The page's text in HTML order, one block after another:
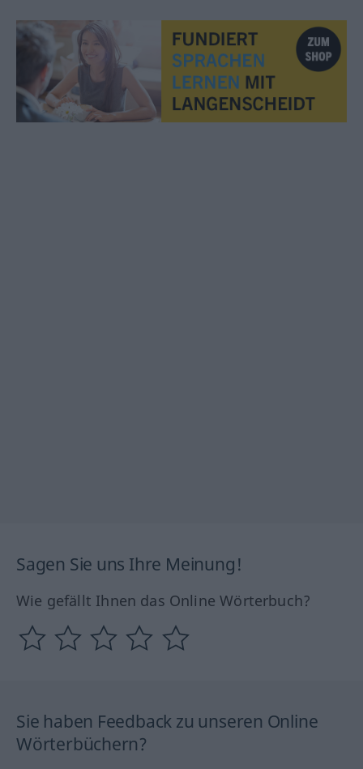
Sagen Sie uns Ihre Meinung!
Wie gefällt Ihnen das Online Wörterbuch?
Sie haben Feedback zu unseren Online
Wörterbüchern?